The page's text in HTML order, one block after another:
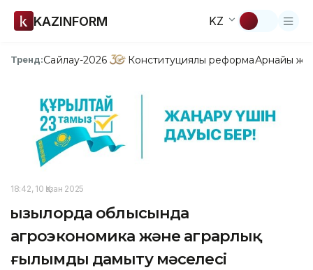
KAZINFORM KZ
Тренд:Сайлау-2026 Конституциялық реформаАрнайы
18:42, 10 Қазан 2025
Қызылорда облысында
агроэкономика және аграрлық
ғылымды дамыту мәселесі